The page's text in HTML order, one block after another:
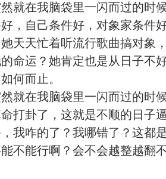
就在我脑袋里一闪而过的时
，自己条件好，对象家条件
天天忙着听流行歌曲搞对象
命运？她肯定也是从日子不
何而止。
就在我脑袋里一闪而过的时
打卦了，这就是不顺的日子
我咋的了？我哪错了？这都
不能行啊？会不会越整越翻